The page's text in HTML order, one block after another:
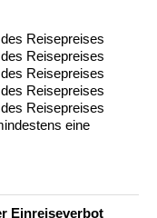
Reisepreises
Reisepreises
Reisepreises
Reisepreises
Reisepreises
eine
Einreiseverbot